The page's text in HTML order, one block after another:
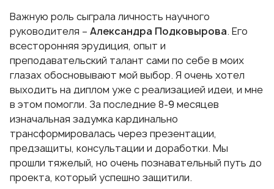
Важную роль сыграла личность научного
руководителя – Александра Подковырова. Его
всесторонняя эрудиция, опыт и
преподавательский талант сами по себе в моих
глазах обосновывают мой выбор. Я очень хотел
выходить на диплом уже с реализацией идеи, и мне
в этом помогли. За последние 8-9 месяцев
изначальная задумка кардинально
трансформировалась через презентации,
предзащиты, консультации и доработки. Мы
прошли тяжелый, но очень познавательный путь до
проекта, который успешно защитили.